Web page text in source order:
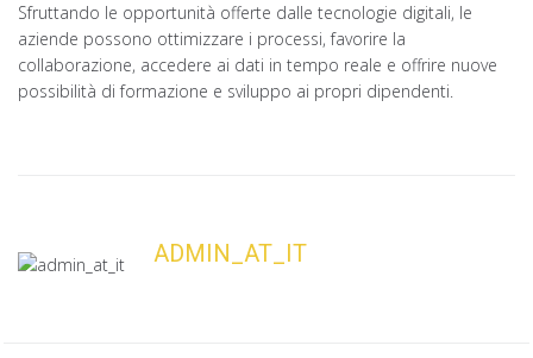
Sfruttando le opportunità offerte dalle tecnologie digitali, le
aziende possono ottimizzare i processi, favorire la
collaborazione, accedere ai dati in tempo reale e offrire nuove
possibilità di formazione e sviluppo ai propri dipendenti.
ADMIN_AT_IT